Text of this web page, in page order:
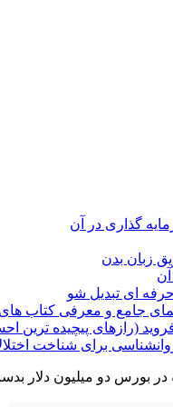
گذاری در آن
زبان بدن
حرفه ای تبدیل شو
جامع و معرفی کتاب های
(رازهای پیچیده ترین
برای شناخت
در بورس دو میلیون دلار